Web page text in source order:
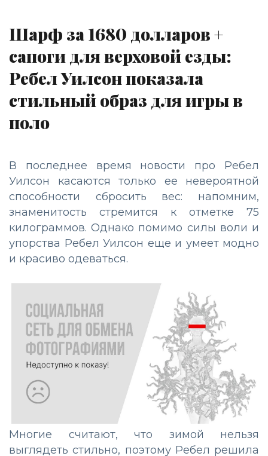
Шарф за 1680 долларов +
сапоги для верховой езды:
Ребел Уилсон показала
стильный образ для игры в
поло
В последнее время новости про Ребел
Уилсон касаются только ее невероятной
способности сбросить вес: напомним,
знаменитость стремится к отметке 75
килограммов. Однако помимо силы воли и
упорства Ребел Уилсон еще и умеет модно
и красиво одеваться.
Многие считают, что зимой нельзя
выглядеть стильно, поэтому Ребел решила